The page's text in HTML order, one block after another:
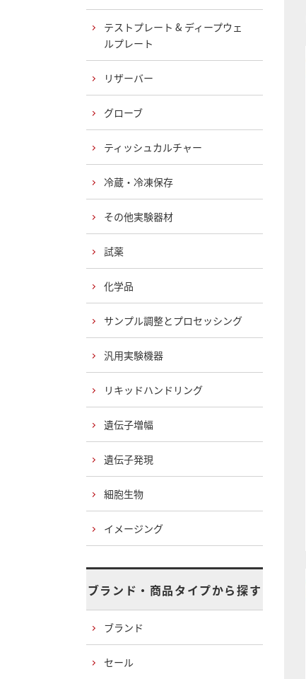
テストプレート & ディープウェ
ルプレート
リザーバー
グローブ
ティッシュカルチャー
冷蔵・冷凍保存
その他実験器材
試薬
化学品
サンプル調整とプロセッシング
汎用実験機器
リキッドハンドリング
遺伝子増幅
遺伝子発現
細胞生物
イメージング
ブランド・商品タイプから探す
ブランド
セール